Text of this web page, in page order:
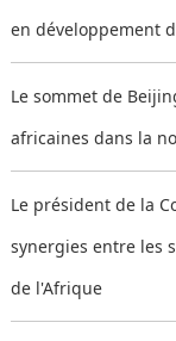
en développement
Le sommet de
africaines dans la
Le président de la
synergies entre les
de l'Afrique